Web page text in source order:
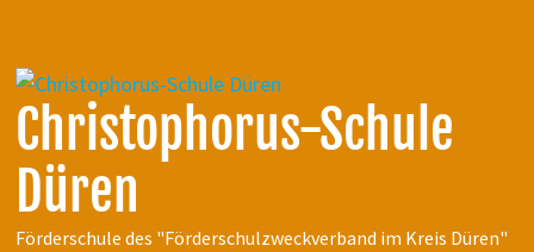
springen
Christophorus-Schule
Düren
Förderschule des "Förderschulzweckverband im Kreis Düren"